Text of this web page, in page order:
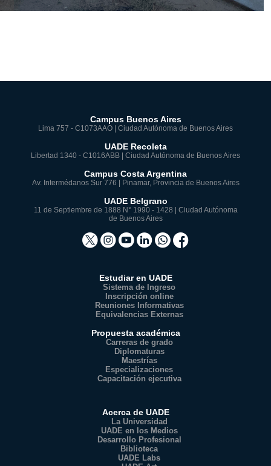
Campus Buenos Aires
Lima 757 - C1073AAO | Ciudad Autónoma de Buenos Aires
UADE Recoleta
Libertad 1340 - C1016ABB | Ciudad Autónoma de Buenos Aires
Campus Costa Argentina
Av. Intermédanos Sur 776 | Pinamar, Provincia de Buenos Aires
UADE Belgrano
11 de Septiembre de 1888 N° 1990 - 1428 | Ciudad Autónoma
de Buenos Aires
Estudiar en UADE
Sistema de Ingreso
Inscripción online
Reuniones Informativas
Equivalencias Externas
Propuesta académica
Carreras de grado
Diplomaturas
Maestrías
Especializaciones
Capacitación ejecutiva
Acerca de UADE
La Universidad
UADE en los Medios
Desarrollo Profesional
Biblioteca
UADE Labs